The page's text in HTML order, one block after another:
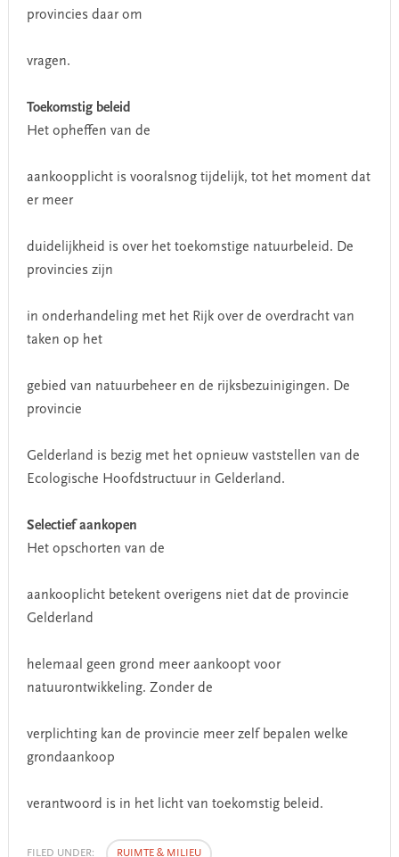
provincies daar om
vragen.
Toekomstig beleid
Het opheffen van de
aankoopplicht is vooralsnog tijdelijk, tot het moment dat
er meer
duidelijkheid is over het toekomstige natuurbeleid. De
provincies zijn
in onderhandeling met het Rijk over de overdracht van
taken op het
gebied van natuurbeheer en de rijksbezuinigingen. De
provincie
Gelderland is bezig met het opnieuw vaststellen van de
Ecologische Hoofdstructuur in Gelderland.
Selectief aankopen
Het opschorten van de
aankooplicht betekent overigens niet dat de provincie
Gelderland
helemaal geen grond meer aankoopt voor
natuurontwikkeling. Zonder de
verplichting kan de provincie meer zelf bepalen welke
grondaankoop
verantwoord is in het licht van toekomstig beleid.
FILED UNDER: RUIMTE & MILIEU